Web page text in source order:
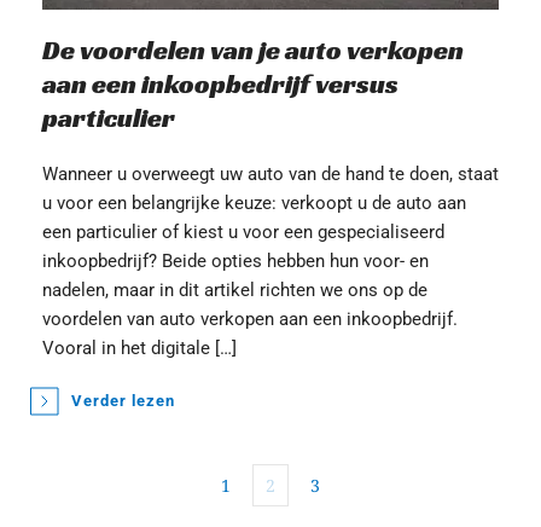
De voordelen van je auto verkopen
aan een inkoopbedrijf versus
particulier
Wanneer u overweegt uw auto van de hand te doen, staat
u voor een belangrijke keuze: verkoopt u de auto aan
een particulier of kiest u voor een gespecialiseerd
inkoopbedrijf? Beide opties hebben hun voor- en
nadelen, maar in dit artikel richten we ons op de
voordelen van auto verkopen aan een inkoopbedrijf.
Vooral in het digitale […]
Verder lezen
1 2 3